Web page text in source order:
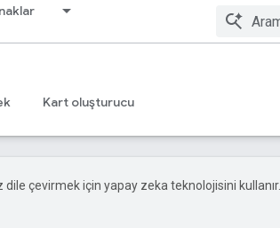
Kart oluşturucu
çevirmek için yapay zeka teknolojisini kullanır.